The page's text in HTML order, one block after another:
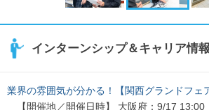
インターンシップ＆キャリア情報
業界の雰囲気が分かる！【関西グランドフェ
【開催地／開催日時】 大阪府：9/17 13:00